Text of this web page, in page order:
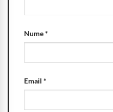
Nume*
Email *